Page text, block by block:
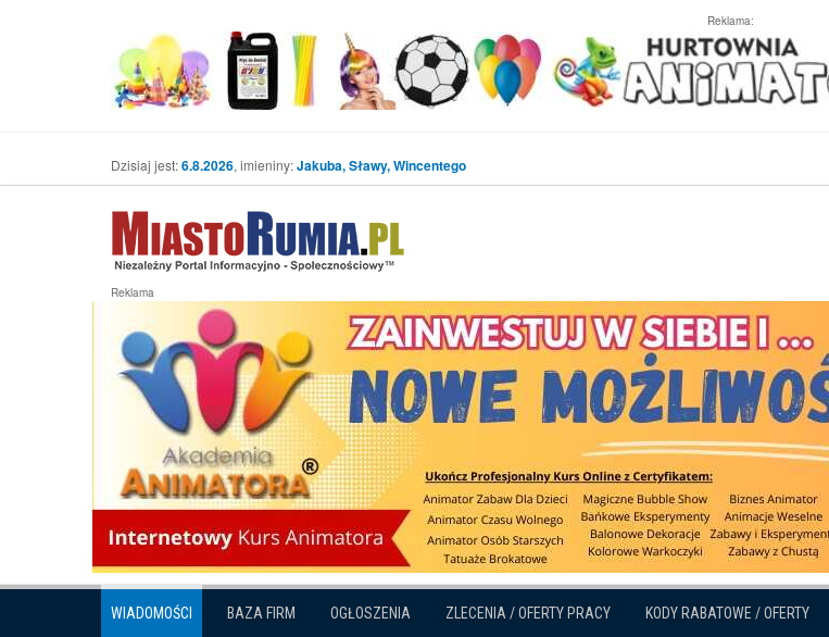
Reklama:
Dzisiaj jest:6.8.2026, imieniny:Jakuba, Sławy, Wincentego
Reklama
WIADOMOŚCI BAZA FIRM OGŁOSZENIA ZLECENIA / OFERTY PRACY KODY RABATOWE / OFERTY